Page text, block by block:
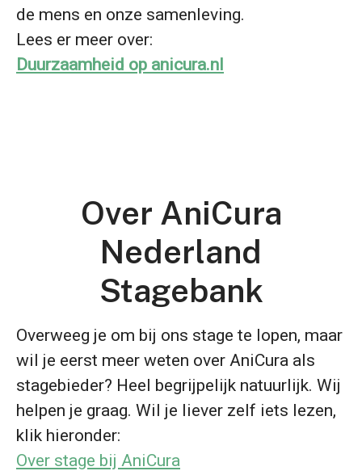
de mens en onze samenleving.
Lees er meer over:
Duurzaamheid op anicura.nl
Over AniCura
Nederland
Stagebank
Overweeg je om bij ons stage te lopen, maar
wil je eerst meer weten over AniCura als
stagebieder? Heel begrijpelijk natuurlijk. Wij
helpen je graag. Wil je liever zelf iets lezen,
klik hieronder:
Over stage bij AniCura